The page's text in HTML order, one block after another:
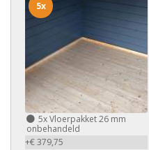
5xVloerpakket 26 mm
onbehandeld
+€ 379,75
5x